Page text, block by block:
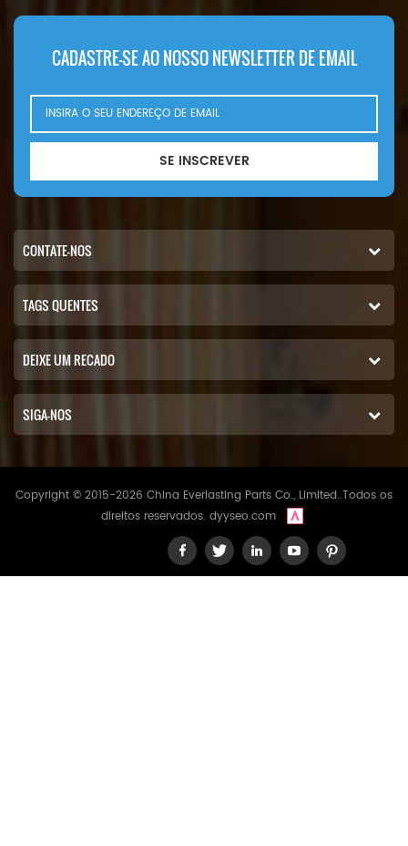
P110AWD. P100AWF; P100WF;
P125AWF; P125WF. P100BWD;
CADASTRE-SE AO NOSSO NEWSLETTER DE EMAIL
SE INSCREVER
CONTATE-NOS
TAGS QUENTES
DEIXE UM RECADO
SIGA-NOS
Copyright © 2015-2026 China Everlasting Parts Co., Limited..Todos os
direitos reservados. dyyseo.com